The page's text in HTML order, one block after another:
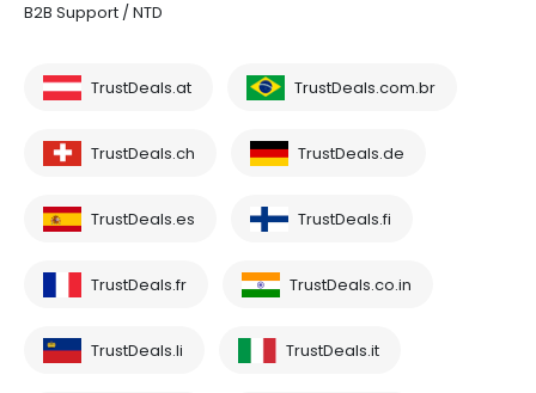
B2B Support / NTD
TrustDeals.at TrustDeals.com.br
TrustDeals.ch TrustDeals.de
TrustDeals.es TrustDeals.fi
TrustDeals.fr TrustDeals.co.in
TrustDeals.li TrustDeals.it